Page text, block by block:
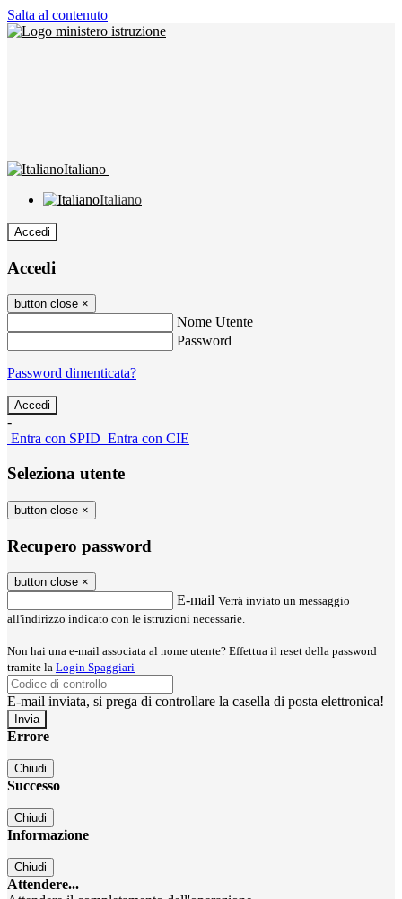
Salta al contenuto
Italiano
Italiano
Accedi
Accedi
button close ×
Nome Utente
Password
Password dimenticata?
-
Entra con SPID Entra con CIE
Seleziona utente
button close ×
Recupero password
button close ×
E-mail Verrà inviato un messaggio
all'indirizzo indicato con le istruzioni necessarie.
Non hai una e-mail associata al nome utente? Effettua il reset della password
tramite la Login Spaggiari
E-mail inviata, si prega di controllare la casella di posta elettronica!
Errore
Chiudi
Successo
Chiudi
Informazione
Chiudi
Attendere...